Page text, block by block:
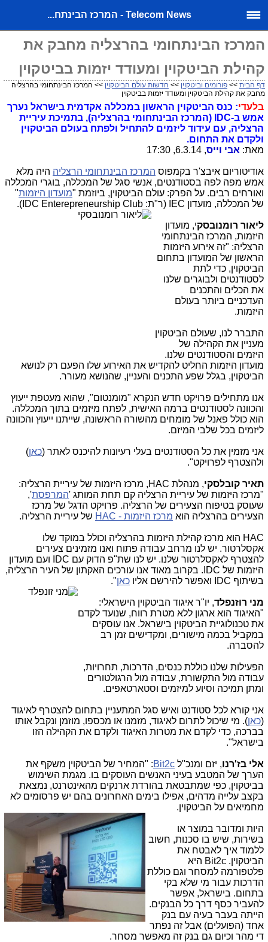
Telecom News - המרכז הבינתח...
המרכז הבינתחומי בהרצליה מחבק את
קהילת הביטקוין ומעודד יזמות בביטקוין
דף הבית >> פורומים וביטקוין >> חדשות עולם הביטקוין >> המרכז הבינתחומי בהרצליה
מחבק את קהילת הביטקוין ומעודד יזמות בביטקוין
בלעדי: כנס הביטקוין הראשון במכללה אקדמית בישראל נערך
אמש ב-IDC (המרכז הבינתחומי בהרצליה), בתמיכת עיריית
הרצליה, עם עידוד ליזמים להתחיל ולפתח בעולם הביטקוין
ולקדם את התחום.
מאת: אבי וייס, 6.3.14, 17:30
אודיטוריום איבצ'ר בקמפוס המרכז הבינתחומי הרצליה היה מלא
אמש מפה לפה בסטודנטים, אנשי סגל של המכללה, בוגרי המכללה
ואורחים רבים. על הפרק: עולם הביטקוין, ביוזמת "מועדון היזמות"
של המכללה, מועדון IEC (ר"ת: IDC Enterepreneurship Club).
ליאור רומנובסקי, מועדון
היזמות, המרכז הבינתחומי
הרצליה: "זה אירוע היזמות
הראשון של המועדון בתחום
הביטקוין, כדי לתת
לסטודנטים ולבוגרים שלנו
את הכלים והתכנים
העדכניים ביותר בעולם
היזמות.
התברר לנו, שעולם הביטקוין
מעניין את הקהילה של
היזמים והסטודנטים שלנו.
מועדון היזמות החליט להקדיש את האירוע שלו הפעם רק לנושא
הביטקוין, בגלל שפע התכנים והעניין, שהנושא מעורר.
אנו מתחילים פרויקט חדש הנקרא "מומנטום", שהוא מעטפת ייעוץ
והכוונה לסטודנטים ברמה האישית, לפתח מיזמים בתוך המכללה.
הוא כולל פאנל של מומחים מהשורה הראשונה, שייתנו ייעוץ והכוונה
ליזמים בכל שלבי המיזם.
אני מזמין את כל הסטודנטים בעלי רעיונות להיכנס לאתר (כאן)
ולהצטרף לפרויקט".
תאיר קובלסקי
, מנהלת HAC, מרכז היזמות של עיריית הרצליה:
"מרכז היזמות של עיריית הרצליה קם תחת המותג 'המרפסת',
שעוסק בטיפוח הצעירים של הרצליה. פרויקט הדגל של מרכז
הצעירים בהרצליה הוא מרכז היזמות - HAC של עיריית הרצליה.
HAC הוא מרכז קהילת היזמות בהרצליה וכולל במוקד שלו
אקסלרטור. יש לנו מרחב עבודה פתוח ואנו מזמינים צעירים
להצטרף לאקסלרטור שלנו. יש לנו שת"פ הדוק עם IDC ועם מועדון
היזמות של IDC. בקרוב מאוד אנו עורכים האקתון של העיר הרצליה,
בשיתוף IDC ואפשר להירשם אליו
כאן".
מני רוזנפלד, יו"ר איגוד הביטקוין הישראלי:
"האיגוד הוא ארגון ללא מטרת רווח, שנועד לקדם
את טכנולוגיית הביטקוין בישראל. אנו עוסקים
במקביל בכמה מישורים, ומקדישים זמן רב
להסברה.
הפעילות שלנו כוללת כנסים, הדרכות, תחרויות,
עבודה מול התקשורת, עבודה מול הרגולטורים
ומתן תמיכה וסיוע למיזמים וסטארטאפים.
אני קורא לכל סטודנט ואיש סגל המתעניין בתחום להצטרף לאיגוד
(כאן). מי שיכול לתרום לאיגוד, מזמנו או מכספו, מוזמן ונקבל אותו
בברכה, כדי לקדם את מטרות האיגוד ולקדם את הקהילה הזו
בישראל".
אלי בז'רנו, יזם ומנכ"ל Bit2c: "המחיר של הביטקוין משקף את
הערך של המטבע בעיני האנשים העוסקים בו. מגמת השימוש
בביטקוין, כפי שמתבטאת בהורדת ארנקים מהאינטרנט, נמצאת
בקצב עלייה מדהים, אפילו בימים האחרונים בהם יש פרסומים לא
מחמיאים על הביטקוין.
היות ומדובר במוצר או
בשירות, שיש בו סכנות, חשוב
ללמוד איך לאבטח את
הביטקוין. Bit2c היא
פלטפורמה למסחר וגם כוללת
הדרכות עבור מי שלא בקי
בתחום. בישראל, אפשר
להעביר כסף דרך כל הבנקים.
הייתה בעבר בעיה עם בנק
אחד (הפועלים) אבל זה נפתר
די מהר וכיום גם בנק זה מאפשר מסחר.